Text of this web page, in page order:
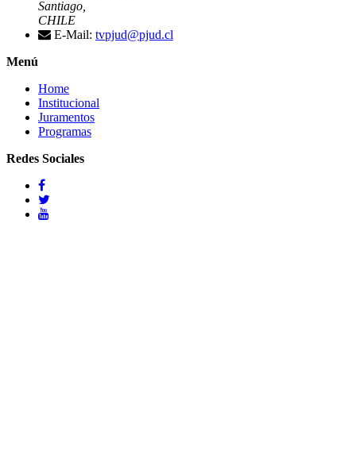
Santiago,
CHILE
E-Mail: tvpjud@pjud.cl
Menú
Home
Institucional
Juramentos
Programas
Redes Sociales